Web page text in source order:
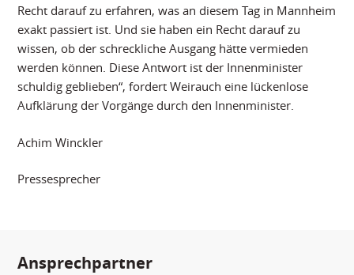
Recht darauf zu erfahren, was an diesem Tag in Mannheim
exakt passiert ist. Und sie haben ein Recht darauf zu
wissen, ob der schreckliche Ausgang hätte vermieden
werden können. Diese Antwort ist der Innenminister
schuldig geblieben“, fordert Weirauch eine lückenlose
Aufklärung der Vorgänge durch den Innenminister.
Achim Winckler
Pressesprecher
Ansprechpartner